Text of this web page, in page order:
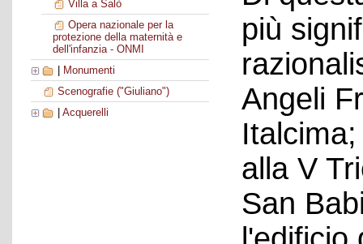
Villa a Salò
Opera nazionale per la
protezione della maternità e
dell'infanzia - ONMI
Monumenti
Scenografie ("Giuliano")
Acquerelli
più
Angeli
alla V
San